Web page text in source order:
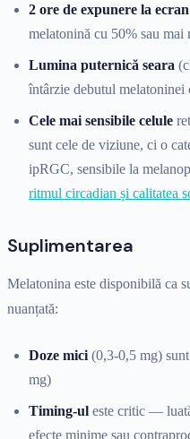
2 ore de expunere la
melatonină cu 50% sau mai
Lumina puternică seara
întârzie debutul melatoninei
Cele mai sensibile celule
sunt cele de viziune, ci o
ipRGC, sensibile la
ritmul circadian și calitatea
Suplimentarea
Melatonina este disponibilă ca
nuanțată:
Doze mici (0,3-0,5 mg)
mg)
Timing-ul este critic —
efecte minime sau